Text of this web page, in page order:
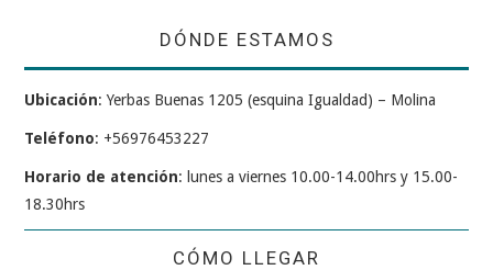
DÓNDE ESTAMOS
Ubicación: Yerbas Buenas 1205 (esquina Igualdad) – Molina
Teléfono: +56976453227
Horario de atención: lunes a viernes 10.00-14.00hrs y 15.00-
18.30hrs
CÓMO LLEGAR